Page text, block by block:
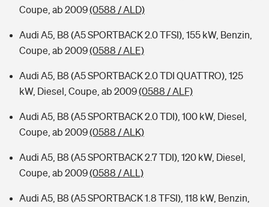
Coupe, ab 2009(0588 / ALD)
Audi A5, B8 (A5 SPORTBACK 2.0 TFSI), 155 kW, Benzin,
Coupe, ab 2009(0588 / ALE)
Audi A5, B8 (A5 SPORTBACK 2.0 TDI QUATTRO), 125
kW, Diesel, Coupe, ab 2009(0588 / ALF)
Audi A5, B8 (A5 SPORTBACK 2.0 TDI), 100 kW, Diesel,
Coupe, ab 2009(0588 / ALK)
Audi A5, B8 (A5 SPORTBACK 2.7 TDI), 120 kW, Diesel,
Coupe, ab 2009(0588 / ALL)
Audi A5, B8 (A5 SPORTBACK 1.8 TFSI), 118 kW, Benzin,